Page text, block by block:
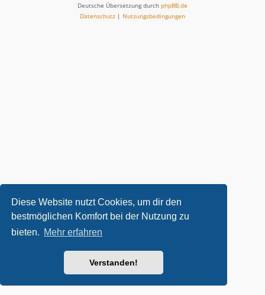
Diese Website nutzt Cookies, um dir den
bestmöglichen Komfort bei der Nutzung zu
bieten. Mehr erfahren
Verstanden!
Deutsche Übersetzung durch phpBB.de
Datenschutz | Nutzungsbedingungen